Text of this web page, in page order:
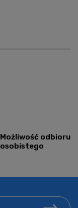
Możliwość odbioru
osobistego